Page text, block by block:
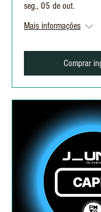
seg., 05 de out.
Mais informações
Comprar